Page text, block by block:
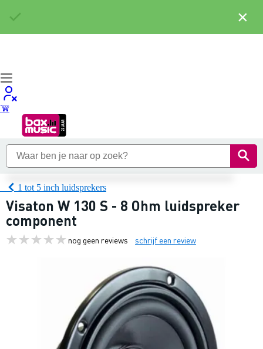
1 tot 5 inch luidsprekers
Visaton W 130 S - 8 Ohm luidspreker
component
nog geen reviews schrijf een review
×